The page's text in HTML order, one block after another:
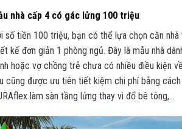
nhà cấp 4 có gác lửng 100 triệu
số tiền 100 triệu, bạn có thể lựa chọn căn nhà
kế đơn giản 1 phòng ngủ. Đây là mẫu nhà
hoặc vợ chồng trẻ chưa có nhiều điều kiện
cũng được ưu tiên tiết kiệm chi phí bằng
làm sàn tầng lửng thay vì đổ bê tông,…